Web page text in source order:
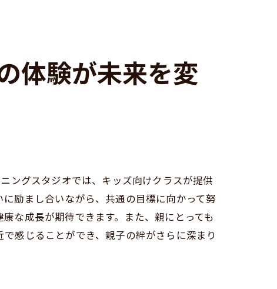
体験が未来を変
ングスタジオでは、キッズ向けクラスが提供
励まし合いながら、共通の目標に向かって努
な成長が期待できます。また、親にとっても
感じることができ、親子の絆がさらに深まり